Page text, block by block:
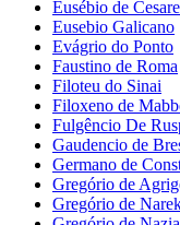
Eusébio de
Eusebio Galicano
Evágrio do Ponto
Faustino de Roma
Filoteu do Sinai
Filoxeno de
Fulgêncio De
Gaudencio de
Germano de
Gregório de
Gregório de